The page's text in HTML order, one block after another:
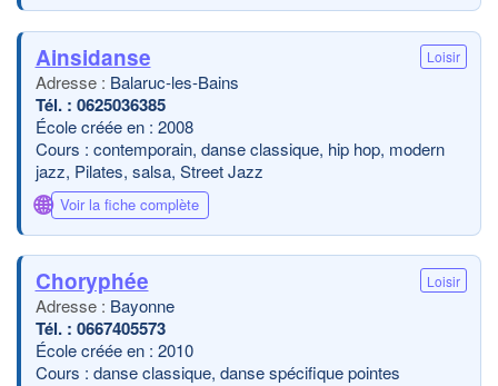
Ainsidanse Loisir
Balaruc-les-Bains
0625036385
École créée en : 2008
Cours : contemporain, danse classique, hip hop, modern
jazz, Pilates, salsa, Street Jazz
🌐 Voir la fiche complète
Choryphée Loisir
Bayonne
0667405573
École créée en : 2010
Cours : danse classique, danse spécifique pointes